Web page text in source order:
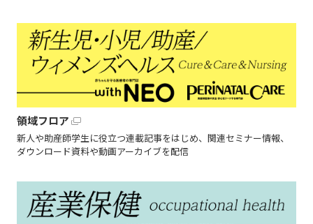
領域フロア
新人や助産師学生に役立つ連載記事をはじめ、関連セミナー情報、
ダウンロード資料や動画アーカイブを配信